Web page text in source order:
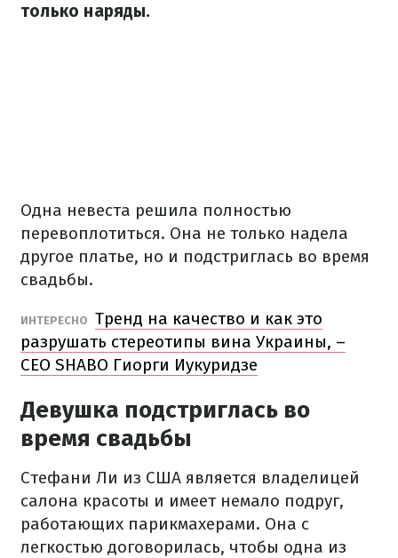
только наряды.
Одна невеста решила полностью
перевоплотиться. Она не только надела
другое платье, но и подстриглась во время
свадьбы.
ИНТЕРЕСНО Тренд на качество и как это
разрушать стереотипы вина Украины, –
СЕО SHABO Гиорги Иукуридзе
Девушка подстриглась во
время свадьбы
Стефани Ли из США является владелицей
салона красоты и имеет немало подруг,
работающих парикмахерами. Она с
легкостью договорилась, чтобы одна из